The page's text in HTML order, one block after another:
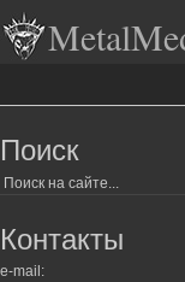
Поиск
Контакты
e-mail: